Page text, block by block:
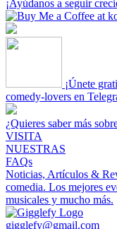
¡Ayúdanos a seguir
¡Únete
comedy-lovers en
¿Quieres saber más
VISITA
NUESTRAS
FAQs
Noticias, Artículos &
comedia. Los mejores
musicales y mucho más.
gigglefy@gmail.com